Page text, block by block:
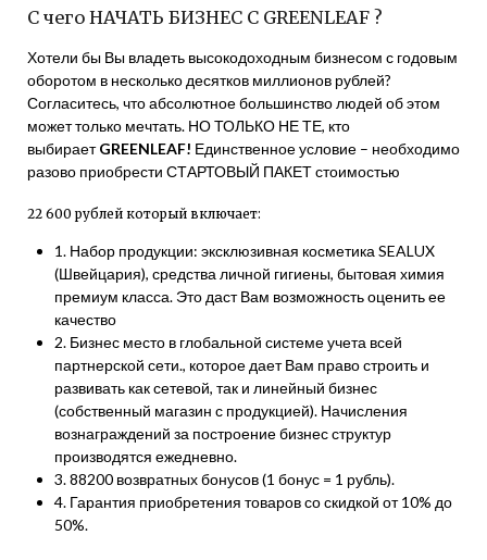
С чего НАЧАТЬ БИЗНЕС С GREENLEAF ?
Хотели бы Вы владеть высокодоходным бизнесом с годовым
оборотом в несколько десятков миллионов рублей?
Согласитесь, что абсолютное большинство людей об этом
может только мечтать. НО ТОЛЬКО НЕ ТЕ, кто
выбираетGREENLEAF! Единственное условие – необходимо
разово приобрести СТАРТОВЫЙ ПАКЕТ стоимостью
22 600 рублей который включает:
1. Набор продукции: эксклюзивная косметика SEALUX
(Швейцария), средства личной гигиены, бытовая химия
премиум класса. Это даст Вам возможность оценить ее
качество
2. Бизнес место в глобальной системе учета всей
партнерской сети., которое дает Вам право строить и
развивать как сетевой, так и линейный бизнес
(собственный магазин с продукцией). Начисления
вознаграждений за построение бизнес структур
производятся ежедневно.
3. 88200 возвратных бонусов (1 бонус = 1 рубль).
4. Гарантия приобретения товаров со скидкой от 10% до
50%.